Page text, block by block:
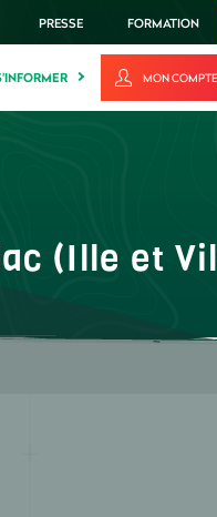
PRESSE FORMATION
MON COMPTE
(Ille et